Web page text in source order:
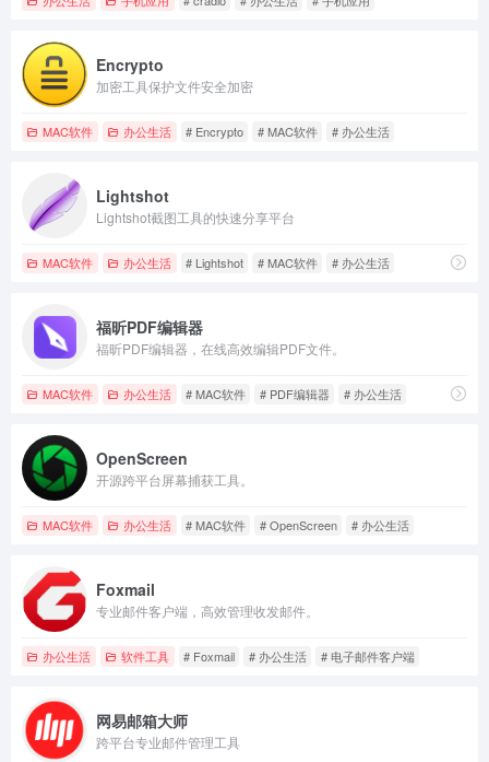
Encrypto
加密工具保护文件安全加密
MAC软件 办公生活 # Encrypto # MAC软件 # 办公生活
Lightshot
Lightshot截图工具的快速分享平台
MAC软件 办公生活 # Lightshot # MAC软件 # 办公生活
福昕PDF编辑器
福昕PDF编辑器，在线高效编辑PDF文件。
MAC软件 办公生活 # MAC软件 # PDF编辑器 # 办公生活
OpenScreen
开源跨平台屏幕捕获工具。
MAC软件 办公生活 # MAC软件 # OpenScreen # 办公生活
Foxmail
专业邮件客户端，高效管理收发邮件。
办公生活 软件工具 # Foxmail # 办公生活 # 电子邮件客户端
网易邮箱大师
跨平台专业邮件管理工具